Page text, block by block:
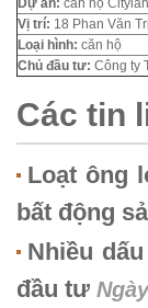
Dự án: căn hộ
Vị trí: 18 Phan Văn
Loại hình: căn hộ
Chủ đầu tư: Công ty
Các tin
Loạt ông
bất động
Nhiều
đầu tư